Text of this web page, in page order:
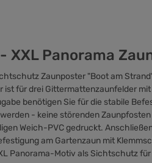
XXL Panorama
Zaunposter "Boot am
ist für drei Gittermattenzaunfelder
benötigen Sie für die stabile
- keine störenden
Weich-PVC gedruckt.
am Gartenzaun mit
Panorama-Motiv als Sichtschutz